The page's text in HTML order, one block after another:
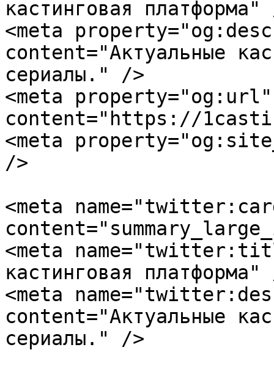
кастинговая
<meta
content="Актуальные
сериалы." />
<meta property="og:url"
content="https://
<meta
/>
<meta
<meta
кастинговая
<meta
content="Актуальные
сериалы." />